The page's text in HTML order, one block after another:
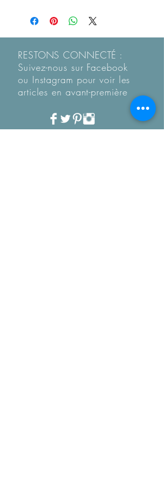
RESTONS CONNECTÉ :
Suivez-nous sur Facebook
ou Instagram pour voir les
articles en avant-première